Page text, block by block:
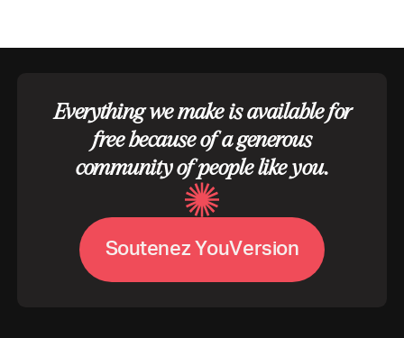
Everything we make is available for
free because of a generous
community of people like you.
SoutenezYouVersion